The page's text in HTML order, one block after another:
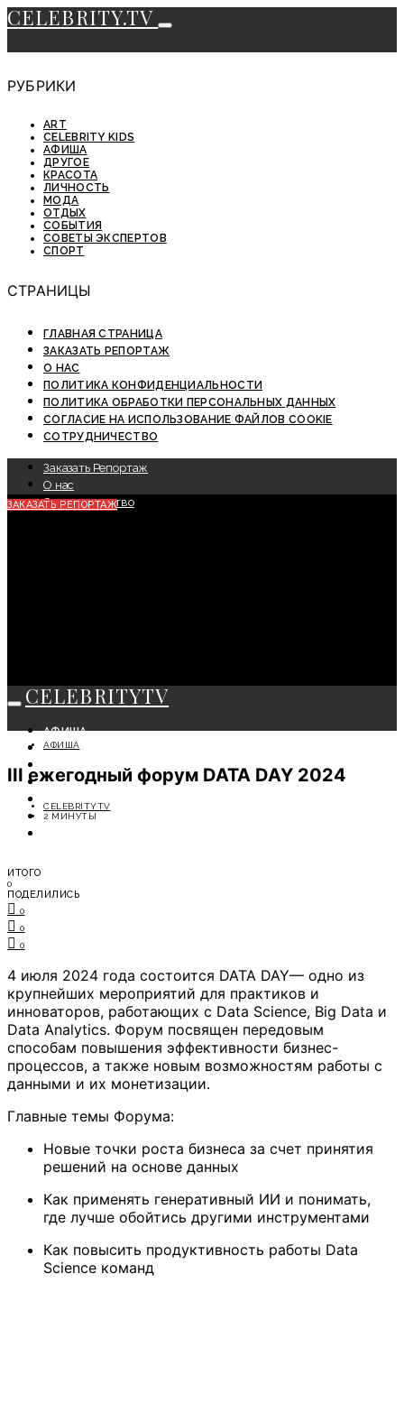
CELEBRITY.TV
РУБРИКИ
ART
CELEBRITY KIDS
АФИША
ДРУГОЕ
КРАСОТА
ЛИЧНОСТЬ
МОДА
ОТДЫХ
СОБЫТИЯ
СОВЕТЫ ЭКСПЕРТОВ
СПОРТ
СТРАНИЦЫ
ГЛАВНАЯ СТРАНИЦА
ЗАКАЗАТЬ РЕПОРТАЖ
О НАС
ПОЛИТИКА КОНФИДЕНЦИАЛЬНОСТИ
ПОЛИТИКА ОБРАБОТКИ ПЕРСОНАЛЬНЫХ ДАННЫХ
СОГЛАСИЕ НА ИСПОЛЬЗОВАНИЕ ФАЙЛОВ COOKIE
СОТРУДНИЧЕСТВО
Заказать Репортаж
О нас
Сотрудничество
ЗАКАЗАТЬ РЕПОРТАЖ
CELEBRITYTV
АФИША
СОБЫТИЯ
МОДА
ЛИЧНОСТЬ
ОТДЫХ
АФИША
III ежегодный форум DATA DAY 2024
CELEBRITYTV
2 МИНУТЫ
ИТОГО
0
ПОДЕЛИЛИСЬ
0
0
0
4 июля 2024 года состоится DATA DAY— одно из
крупнейших мероприятий для практиков и
инноваторов, работающих с Data Science, Big Data и
Data Analytics. Форум посвящен передовым
способам повышения эффективности бизнес-
процессов, а также новым возможностям работы с
данными и их монетизации.
Главные темы Форума:
Новые точки роста бизнеса за счет принятия
решений на основе данных
Как применять генеративный ИИ и понимать,
где лучше обойтись другими инструментами
Как повысить продуктивность работы Data
Science команд